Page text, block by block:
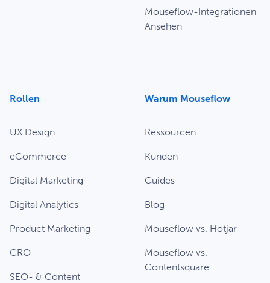
Mouseflow-Integrationen
Ansehen
Rollen
UX Design
eCommerce
Digital Marketing
Digital Analytics
Product Marketing
CRO
SEO- & Content
Warum Mouseflow
Ressourcen
Kunden
Guides
Blog
Mouseflow vs. Hotjar
Mouseflow vs.
Contentsquare